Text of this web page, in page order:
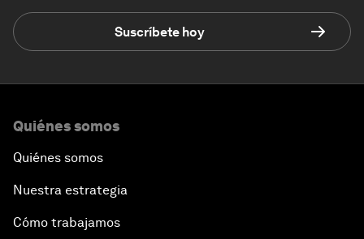
Suscríbete hoy
Quiénes somos
Quiénes somos
Nuestra estrategia
Cómo trabajamos